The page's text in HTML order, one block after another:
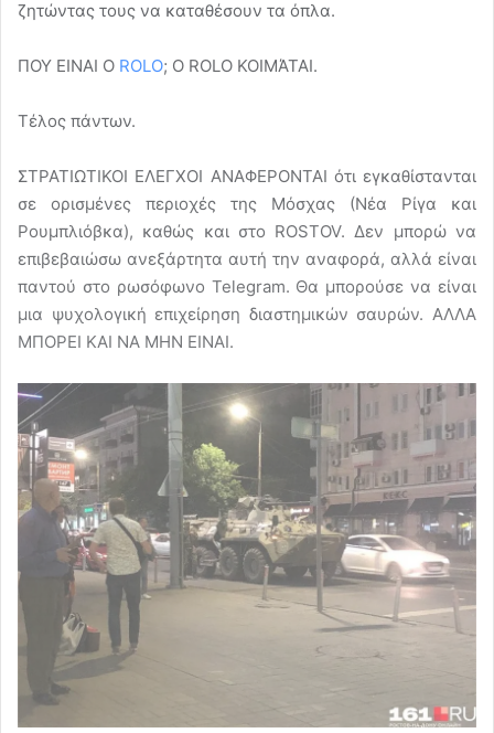
ζητώντας τους να καταθέσουν τα όπλα.
ΠΟΥ ΕΙΝΑΙ Ο ROLO; Ο ROLO ΚΟΙΜΆΤΑΙ.
Τέλος πάντων.
ΣΤΡΑΤΙΩΤΙΚΟΙ ΕΛΕΓΧΟΙ ΑΝΑΦΕΡΟΝΤΑΙ ότι εγκαθίστανται
σε ορισμένες περιοχές της Μόσχας (Νέα Ρίγα και
Ρουμπλιόβκα), καθώς και στο ROSTOV. Δεν μπορώ να
επιβεβαιώσω ανεξάρτητα αυτή την αναφορά, αλλά είναι
παντού στο ρωσόφωνο Telegram. Θα μπορούσε να είναι
μια ψυχολογική επιχείρηση διαστημικών σαυρών. ΑΛΛA
ΜΠΟΡΕI ΚΑΙ ΝΑ ΜΗΝ ΕIΝΑΙ.